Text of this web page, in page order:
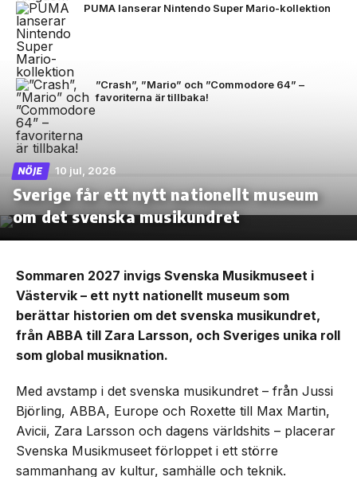
PUMA lanserar Nintendo Super Mario-kollektion
”Crash”, ”Mario” och ”Commodore 64” –
favoriterna är tillbaka!
NÖJE 10 jul, 2026
Sverige får ett nytt nationellt museum
om det svenska musikundret
Sommaren 2027 invigs Svenska Musikmuseet i
Västervik – ett nytt nationellt museum som
berättar historien om det svenska musikundret,
från ABBA till Zara Larsson, och Sveriges unika roll
som global musiknation.
Med avstamp i det svenska musikundret – från Jussi
Björling, ABBA, Europe och Roxette till Max Martin,
Avicii, Zara Larsson och dagens världshits – placerar
Svenska Musikmuseet förloppet i ett större
sammanhang av kultur, samhälle och teknik.